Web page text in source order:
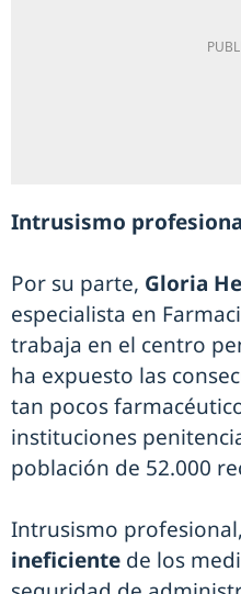
Intrusismo
Por su parte, Gloria
especialista en
trabaja en el centro
ha expuesto las
tan pocos
instituciones
población de 52.000
Intrusismo
ineficiente de los